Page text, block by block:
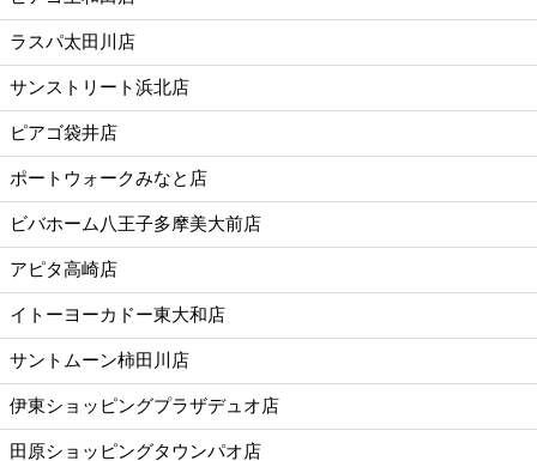
ラスパ太田川店
サンストリート浜北店
ピアゴ袋井店
ポートウォークみなと店
ビバホーム八王子多摩美大前店
アピタ高崎店
イトーヨーカドー東大和店
サントムーン柿田川店
伊東ショッピングプラザデュオ店
田原ショッピングタウンパオ店